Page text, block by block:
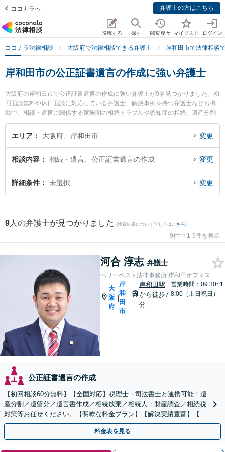
ココナラへ 弁護士の方はこちら
投稿する 探す 閲覧履歴 マイリスト ログイン
ココナラ法律相談 大阪府で法律相談できる弁護士 岸和田市で法律相談
岸和田市の公正証書遺言の作成に強い弁護士
大阪府の岸和田市で公正証書遺言の作成に強い弁護士が9名見つかりました。初
回面談無料や休日面談に対応している弁護士、解決事例を持つ弁護士なども掲
載中。相続・遺言に関係する家族間の相続トラブルや認知症の相続、遺産分割
等の細かな分野での絞り込み検索もでき便利です。特にベリーベスト法律事務
所 岸和田オフィスの河合 淳志弁護士やベリーベスト法律事務所 岸和田オフィ
日や夜間に発生した公正証書遺言の作成のトラブルを今すぐに弁護士に相談し
たい』『公正証書遺言の作成のトラブル解決の実績豊富な近くの弁護士を検索
したい』『初回相談無料で公正証書遺言の作成を法律相談できる岸和田市内の
エリア 大阪府、岸和田市 変更
相談内容 相続・遺言、公正証書遺言の作成 変更
詳細条件 未選択 変更
9 人の弁護士が見つかりました (検索結果について詳しくは こちら)
9件中 1-9件を表示
河合 淳志 弁護士
ベリーベスト法律事務所 岸和田オフィス
大
阪
府
|
岸
和
田
市
岸和田駅
から徒歩7
分
営業時間：09:30~1
8:00（土日祝日）
公正証書遺言の作成
【初回相談60分無料】【全国対応】税理士・司法書士と連携可能！遺
産分割／遺留分／遺言書作成／相続放棄／相続人・財産調査／相続税
対策等お任せください。【明瞭な料金プラン】【解決実績豊富】【電
話相談可】
料金表を見る